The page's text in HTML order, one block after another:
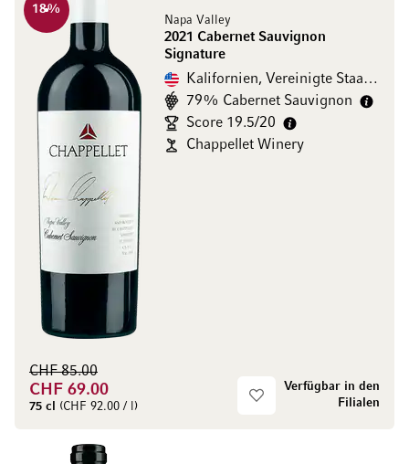
Napa Valley
2021 Cabernet Sauvignon
Signature
18%
Kalifornien, Vereinigte Staaten
79% Cabernet Sauvignon
Score 19.5/20
Chappellet Winery
CHF 69.00
CHF 85.00
75 cl (CHF 92.00 / l)
Verfügbar in den
Filialen